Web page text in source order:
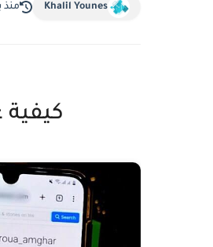
Khalil Younes